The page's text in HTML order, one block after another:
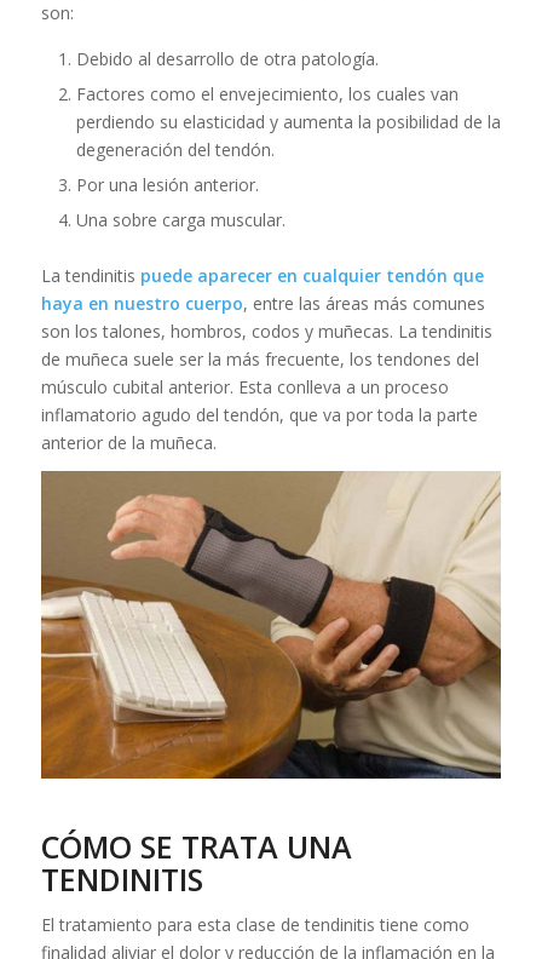
son:
Debido al desarrollo de otra patología.
Factores como el envejecimiento, los cuales van
perdiendo su elasticidad y aumenta la posibilidad de la
degeneración del tendón.
Por una lesión anterior.
Una sobre carga muscular.
La tendinitis puede aparecer en cualquier tendón que
haya en nuestro cuerpo, entre las áreas más comunes
son los talones, hombros, codos y muñecas. La tendinitis
de muñeca suele ser la más frecuente, los tendones del
músculo cubital anterior. Esta conlleva a un proceso
inflamatorio agudo del tendón, que va por toda la parte
anterior de la muñeca.
CÓMO SE TRATA UNA
TENDINITIS
El tratamiento para esta clase de tendinitis tiene como
finalidad aliviar el dolor y reducción de la inflamación en la